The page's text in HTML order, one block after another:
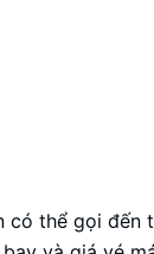
có thể gọi